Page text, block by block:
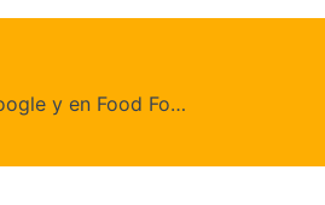
¿Qué diferencia hay entre reseñas en Google y en Food For Five?